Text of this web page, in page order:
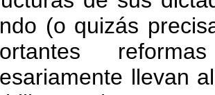
(o quizás
llevan